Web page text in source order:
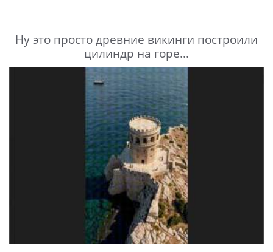
Ну это просто древние викинги построили
цилиндр на горе...